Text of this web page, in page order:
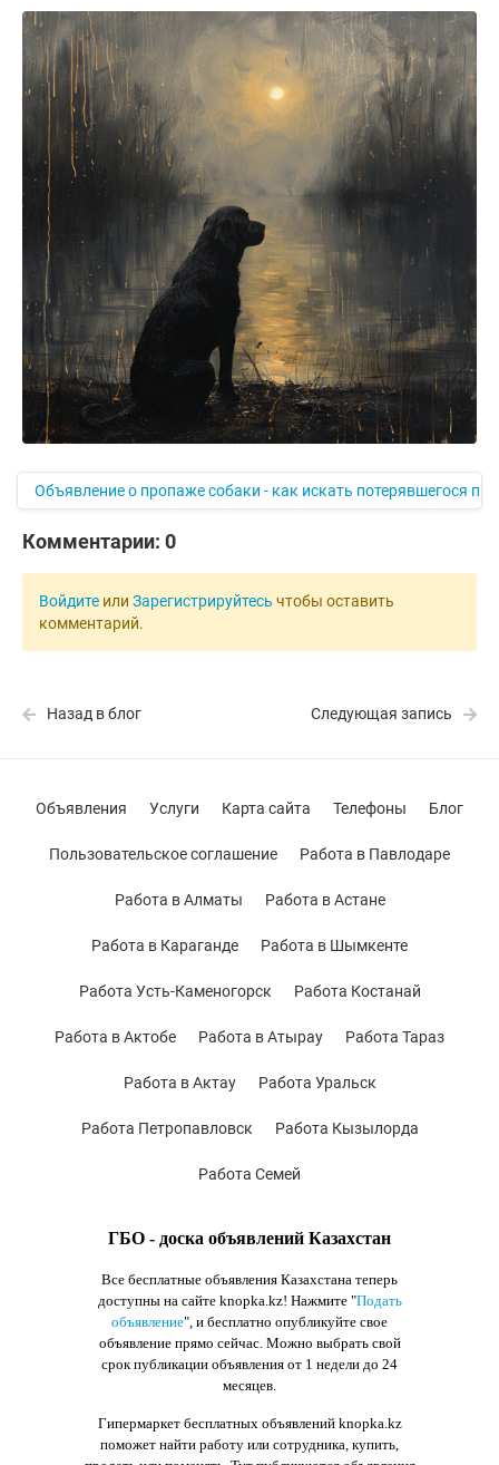
Объявление о пропаже собаки - как искать потерявшегося
Комментарии: 0
Войдите или Зарегистрируйтесь чтобы оставить
комментарий.
Назад в блог Следующая запись
ГБО - доска объявлений Казахстан
Все бесплатные объявления Казахстана теперь
доступны на сайте knopka.kz! Нажмите "Подать
объявление", и бесплатно опубликуйте свое
объявление прямо сейчас. Можно выбрать свой
срок публикации объявления от 1 недели до 24
месяцев.
Гипермаркет бесплатных объявлений knopka.kz
поможет найти работу или сотрудника, купить,
Объявления Услуги Карта сайта Телефоны Блог
Пользовательское соглашение Работа в Павлодаре
Работа в Алматы Работа в Астане
Работа в Караганде Работа в Шымкенте
Работа Усть-Каменогорск Работа Костанай
Работа в Актобе Работа в Атырау Работа Тараз
Работа в Актау Работа Уральск
Работа Петропавловск Работа Кызылорда
Работа Семей